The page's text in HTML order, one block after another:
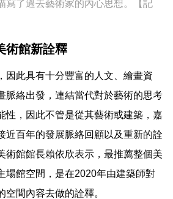
寫了過去藝術家的內心思想。【記
館新詮釋
因此具有十分豐富的人文、繪畫資
脈絡出發，連結當代對於藝術的思考
性，因此不管是從其藝術或建築，嘉
近百年的發展脈絡回顧以及重新的詮
術館館長賴依欣表示，最推薦整個美
場館空間，是在2020年由建築師對
間內容去做的詮釋。